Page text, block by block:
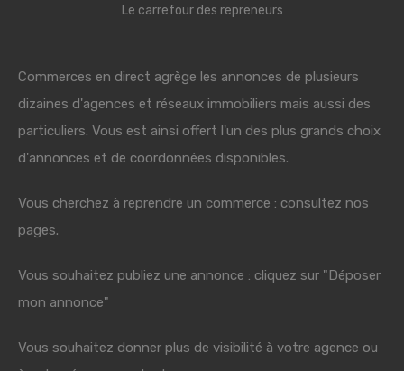
Le carrefour des repreneurs
Commerces en direct agrège les annonces de plusieurs
dizaines d'agences et réseaux immobiliers mais aussi des
particuliers. Vous est ainsi offert l'un des plus grands choix
d'annonces et de coordonnées disponibles.
Vous cherchez à reprendre un commerce : consultez nos
pages.
Vous souhaitez publiez une annonce : cliquez sur "Déposer
mon annonce"
Vous souhaitez donner plus de visibilité à votre agence ou